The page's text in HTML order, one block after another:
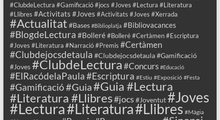
#ClubdeLectura #Gamificació #jocs #Joves #Lectura #Literatura
#Llibres #Activitats #Joves #Activitats #Joves #Xerrada
#Actualitat #Bases #Biblioplatja #Bibliovacances
#BlogdeLectura #Bolleré #Bolleré #Certàmen #Escriptura
#Joves #Literatura #Narració #Premis #Certàmen
#Clubdejocsdetaula #Clubdejocsdetaula #Gamificació
#Joves#ClubdeLectura#Concurs #Educació
#ElRacódelaPaula#Escriptura #Estiu #Exposició #Festa
#Gamificació#Guia#Guia #Lectura
#Literatura #Llibres#jocs #Joventut#Joves
#Lectura#Literatura#Llibres #Màgia